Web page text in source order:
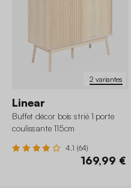
2 variantes
Linear
Buffet décor bois strié 1 porte
coulissante 115cm
4.1 (64)
169,99 €